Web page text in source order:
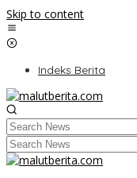
Skip to content
Indeks Berita